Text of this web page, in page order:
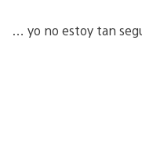
… yo no estoy tan